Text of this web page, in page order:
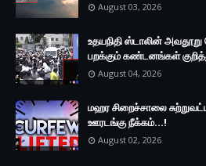
August 03, 2026
உதயநிதி ஸ்டாலின் அவதூறு
பறக்கும் கண்டனங்கள்
August 04, 2026
மஹர சிறைச்சாலை
ஊரடங்கு நீக்கம்...!
August 02, 2026